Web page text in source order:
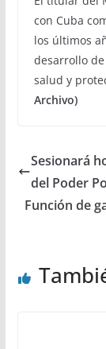
con Cuba
los últimos
desarrollo
salud y
Archivo)
Sesionará
del Poder
Función de